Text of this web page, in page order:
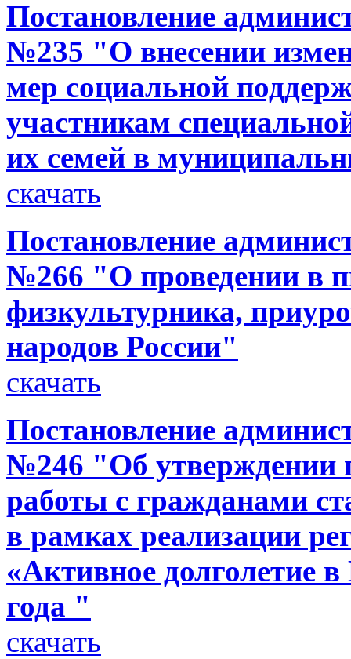
Постановление
№235 "О внесении
мер социальной
участникам
их семей в
скачать
Постановление
№266 "О проведении в
физкультурника,
народов России"
скачать
Постановление
№246 "Об утверждении
работы с гражданами
в рамках реализации
«Активное долголетие
года "
скачать